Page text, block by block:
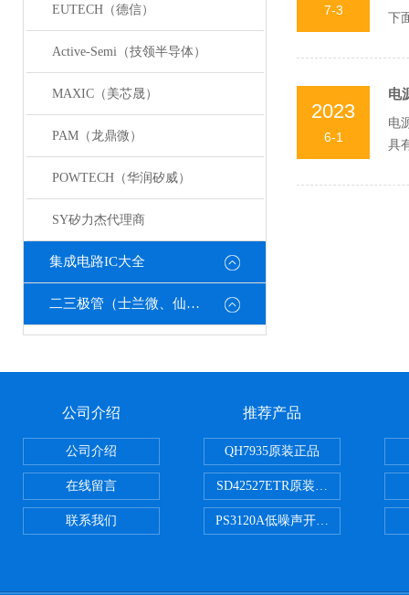
EUTECH（德信）
Active-Semi（技领半导体）
MAXIC（美芯晟）
PAM（龙鼎微）
POWTECH（华润矽威）
SY矽力杰代理商
集成电路IC大全
二三极管（士兰微、仙童、强茂、海矽美、光宝等）
7-3
下
2023
6-1
电
电
具
公司介绍
公司介绍
在线留言
联系我们
推荐产品
QH7935原装正品
SD42527ETR原装正品
PS3120A低噪声开关电容器原装正